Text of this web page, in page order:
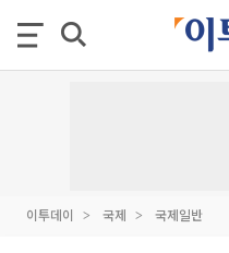
이투데이 국제 국제일반